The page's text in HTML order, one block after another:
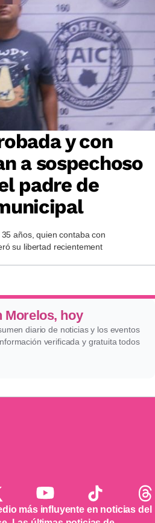
y con
a sospechoso
padre de
años, quien contaba con
su libertad recientement
Morelos, hoy
diario de noticias y los eventos
verificada y gratuita todos
más influyente en noticias del